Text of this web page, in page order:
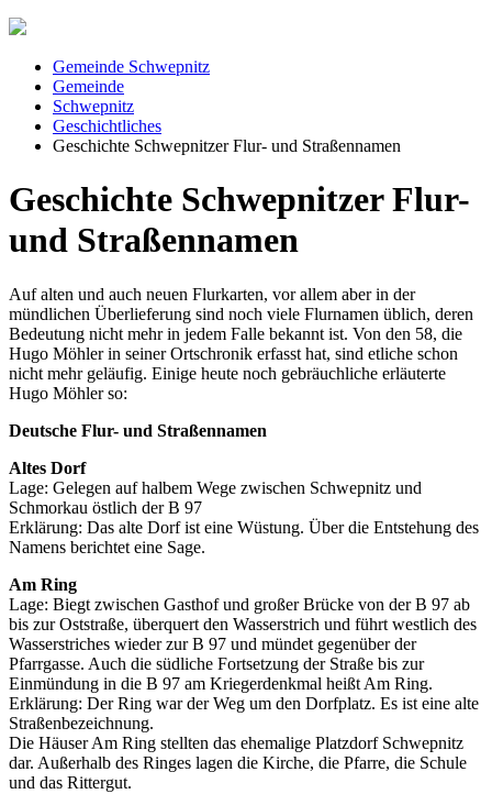
Gemeinde Schwepnitz
Gemeinde
Schwepnitz
Geschichtliches
Geschichte Schwepnitzer Flur- und Straßennamen
Geschichte Schwepnitzer Flur-
und Straßennamen
Auf alten und auch neuen Flurkarten, vor allem aber in der
mündlichen Überlieferung sind noch viele Flurnamen üblich, deren
Bedeutung nicht mehr in jedem Falle bekannt ist. Von den 58, die
Hugo Möhler in seiner Ortschronik erfasst hat, sind etliche schon
nicht mehr geläufig. Einige heute noch gebräuchliche erläuterte
Hugo Möhler so:
Deutsche Flur- und Straßennamen
Altes Dorf
Lage: Gelegen auf halbem Wege zwischen Schwepnitz und
Schmorkau östlich der B 97
Erklärung: Das alte Dorf ist eine Wüstung. Über die Entstehung des
Namens berichtet eine Sage.
Am Ring
Lage: Biegt zwischen Gasthof und großer Brücke von der B 97 ab
bis zur Oststraße, überquert den Wasserstrich und führt westlich des
Wasserstriches wieder zur B 97 und mündet gegenüber der
Pfarrgasse. Auch die südliche Fortsetzung der Straße bis zur
Einmündung in die B 97 am Kriegerdenkmal heißt Am Ring.
Erklärung: Der Ring war der Weg um den Dorfplatz. Es ist eine alte
Straßenbezeichnung.
Die Häuser Am Ring stellten das ehemalige Platzdorf Schwepnitz
dar. Außerhalb des Ringes lagen die Kirche, die Pfarre, die Schule
und das Rittergut.